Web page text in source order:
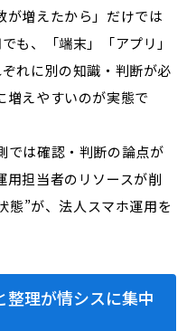
増えたから」だけでは
も、「端末」「アプリ」
れに別の知識・判断が必
増えやすいのが実態で
は確認・判断の論点が
用担当者のリソースが削
態”が、法人スマホ運用を
理が情シスに集中